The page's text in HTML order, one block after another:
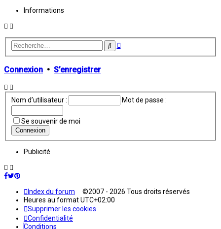
Informations
Rechercher
Recherche
Connexion • S’enregistrer
Nom d’utilisateur : Mot de passe :
Se souvenir de moi
Publicité
Index du forum ©2007 - 2026 Tous droits réservés
Heures au formatUTC+02:00
Supprimer les cookies
Confidentialité
Conditions